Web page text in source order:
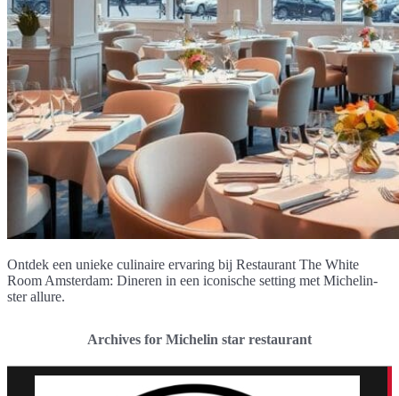
Ontdek een unieke culinaire ervaring bij Restaurant The White
Room Amsterdam: Dineren in een iconische setting met Michelin-
ster allure.
Archives for Michelin star restaurant